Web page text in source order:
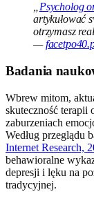
Psycholog
artykułować
otrzymasz
—
Badania
Wbrew mitom,
skuteczność
zaburzeniach
Według przeglądu
Internet Research,
behawioralne
depresji i lęku na
tradycyjnej.